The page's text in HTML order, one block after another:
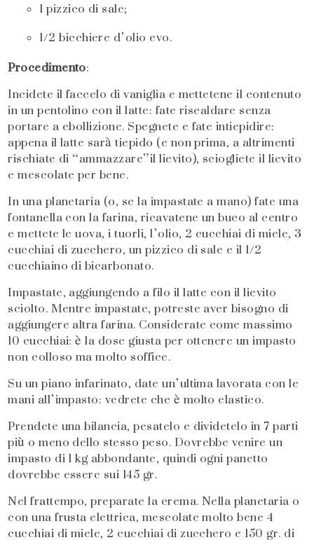
1 pizzico di sale;
1/2 bicchiere d’olio evo.
Procedimento:
Incidete il faccelo di vaniglia e mettetene il contenuto
in un pentolino con il latte: fate riscaldare senza
portare a ebollizione. Spegnete e fate intiepidire:
appena il latte sarà tiepido (e non prima, a altrimenti
rischiate di “ammazzare”il lievito), sciogliete il lievito
e mescolate per bene.
In una planetaria (o, se la impastate a mano) fate una
fontanella con la farina, ricavatene un buco al centro
e mettete le uova, i tuorli, l’olio, 2 cucchiai di miele, 3
cucchiai di zucchero, un pizzico di sale e il 1/2
cucchiaino di bicarbonato.
Impastate, aggiungendo a filo il latte con il lievito
sciolto. Mentre impastate, potreste aver bisogno di
aggiungere altra farina. Considerate come massimo
10 cucchiai: è la dose giusta per ottenere un impasto
non colloso ma molto soffice.
Su un piano infarinato, date un’ultima lavorata con le
mani all’impasto: vedrete che è molto elastico.
Prendete una bilancia, pesatelo e dividetelo in 7 parti
più o meno dello stesso peso. Dovrebbe venire un
impasto di 1 kg abbondante, quindi ogni panetto
dovrebbe essere sui 145 gr.
Nel frattempo, preparate la crema. Nella planetaria o
con una frusta elettrica, mescolate molto bene 4
cucchiai di miele, 2 cucchiai di zucchero e 150 gr. di